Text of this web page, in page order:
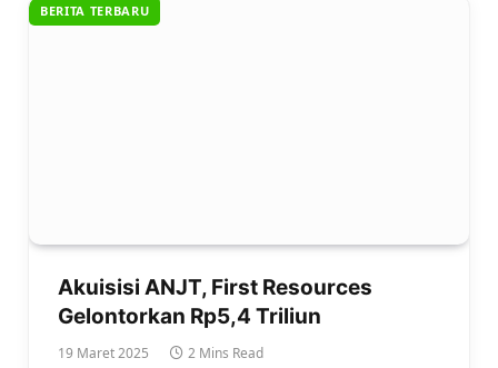
BERITA TERBARU
Akuisisi ANJT, First Resources
Gelontorkan Rp5,4 Triliun
19 Maret 2025 2 Mins Read